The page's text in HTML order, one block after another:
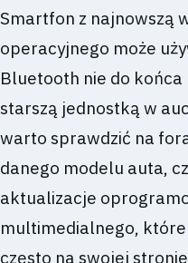
Smartfon z najnowszą
operacyjnego może
Bluetooth nie do
starszą jednostką w
warto sprawdzić na
danego modelu auta,
aktualizacje
multimedialnego,
często na swojej